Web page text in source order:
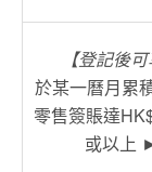
【登記後可
於某一曆月累
零售簽賬達
或以上